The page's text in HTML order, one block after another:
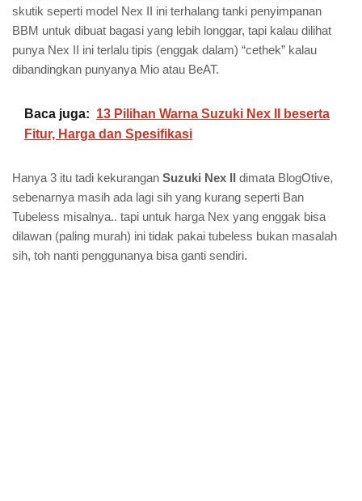
skutik seperti model Nex II ini terhalang tanki penyimpanan
BBM untuk dibuat bagasi yang lebih longgar, tapi kalau dilihat
punya Nex II ini terlalu tipis (enggak dalam) “cethek” kalau
dibandingkan punyanya Mio atau BeAT.
Baca juga: 13 Pilihan Warna Suzuki Nex II beserta
Fitur, Harga dan Spesifikasi
Hanya 3 itu tadi kekurangan Suzuki Nex II
dimata BlogOtive,
sebenarnya masih ada lagi sih yang kurang seperti Ban
Tubeless misalnya.. tapi untuk harga Nex yang enggak bisa
dilawan (paling murah) ini tidak pakai tubeless bukan masalah
sih, toh nanti penggunanya bisa ganti sendiri.